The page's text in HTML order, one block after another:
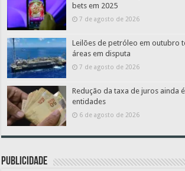
bets em 2025
7 de agosto de 2026
Leilões de petróleo em outubro
áreas em disputa
7 de agosto de 2026
Redução da taxa de juros ainda
entidades
6 de agosto de 2026
PUBLICIDADE